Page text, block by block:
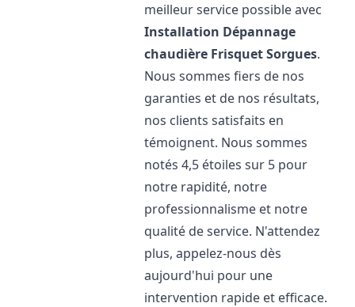
meilleur service possible avec
Installation Dépannage
chaudière FrisquetSorgues.
Nous sommes fiers de nos
garanties et de nos résultats,
nos clients satisfaits en
témoignent. Nous sommes
notés 4,5 étoiles sur 5 pour
notre rapidité, notre
professionnalisme et notre
qualité de service. N'attendez
plus, appelez-nous dès
aujourd'hui pour une
intervention rapide et efficace.